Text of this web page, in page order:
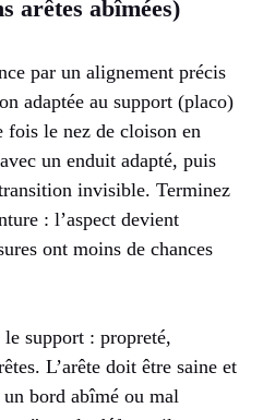
arêtes abîmées)
par un alignement précis
adaptée au support (placo)
le nez de cloison en
un enduit adapté, puis
invisible. Terminez
: l’aspect devient
ont moins de chances
support : propreté,
L’arête doit être saine et
bord abîmé ou mal